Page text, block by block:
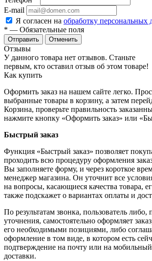
E-mail
Я согласен на обработку персональных
* — Обязательные поля
Отменить
Отзывы
У данного товара нет отзывов. Станьте
первым, кто оставил отзыв об этом товаре!
Как купить
Оформить заказ на нашем сайте легко.
выбранные товары в корзину, а затем
Корзина, проверьте правильность
нажмите кнопку «Оформить заказ» или
Быстрый заказ
Функция «Быстрый заказ» позволяет
проходить всю процедуру оформления
Вы заполняете форму, и через короткое
менеджер магазина. Он уточнит все
на вопросы, касающиеся качества товара,
также подскажет о вариантах оплаты и
По результатам звонка, пользователь либо,
уточнения, самостоятельно оформляет
его необходимыми позициями, либо
оформление в том виде, в котором есть
подтверждение на почту или на
доставки.